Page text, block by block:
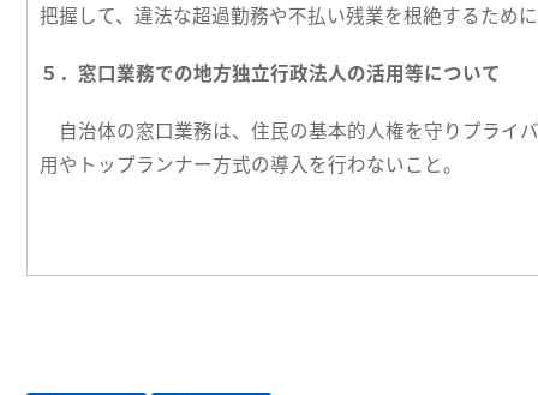
把握して、違法な超過勤務や不払い残業を根絶するため
５．窓口業務での地方独立行政法人の活用等について
自治体の窓口業務は、住民の基本的人権を守りプライ
用やトップランナー方式の導入を行わないこと。